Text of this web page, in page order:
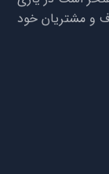
و مشتریان خود